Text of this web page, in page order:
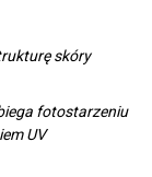
skóry
fotostarzeniu
UV